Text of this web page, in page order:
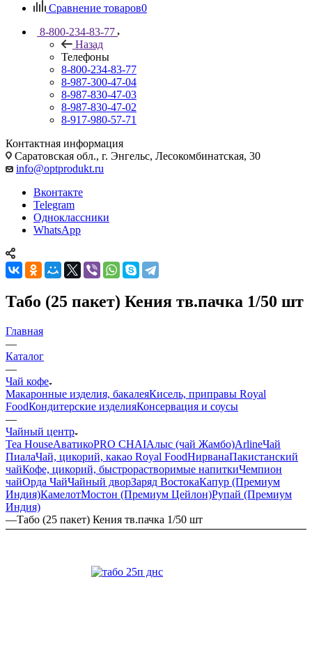
Сравнение товаров0
8-800-234-83-77
Назад
Телефоны
8-800-234-83-77
8-987-300-47-04
8-987-830-47-03
8-987-830-47-02
8-917-980-57-71
Контактная информация
Саратовская обл., г. Энгельс, Лесокомбинатская, 30
info@optprodukt.ru
Вконтакте
Telegram
Одноклассники
WhatsApp
Табо (25 пакет) Кения тв.пачка 1/50 шт
Главная
—
Каталог
—
Чай кофе
Макаронные изделия, бакалеяКисель, приправы Royal
FoodКондитерские изделияКонсервация и соусы
—
Чайный центр
Tea HouseАватикоPRO CHAIАлыс (чай Жамбо)ArlineЧай
ПиалаЧай, цикорий, какао Royal FoodНирванаПакистанский
чайКофе, цикорий, быстрорастворимые напиткиЧемпион
чайОрда ЧайЧайный дворЗаряд ВостокаКапур (Премиум
Индия)КамелотМостон (Премиум Цейлон)Рупай (Премиум
Индия)
—Табо (25 пакет) Кения тв.пачка 1/50 шт